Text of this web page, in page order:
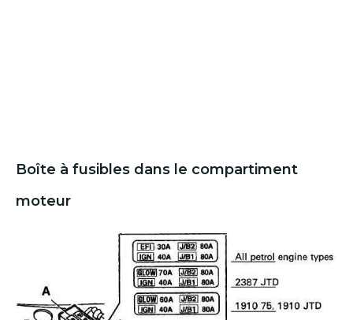
Boîte à fusibles dans le compartiment
moteur